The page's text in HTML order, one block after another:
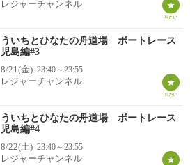
レジャーチャンネル
ういちとひなたの舟道場 ボートレース
児島編#3
8/21(金) 23:40～23:55
レジャーチャンネル
ういちとひなたの舟道場 ボートレース
児島編#4
8/22(土) 23:40～23:55
レジャーチャンネル